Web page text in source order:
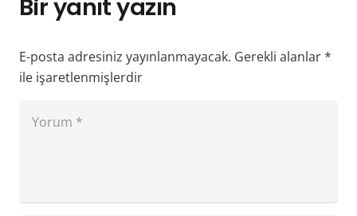
Bir yanıt yazın
E-posta adresiniz yayınlanmayacak. Gerekli alanlar*
ile işaretlenmişlerdir